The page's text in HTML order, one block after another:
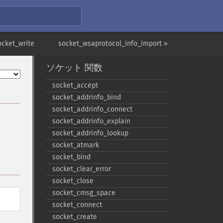
socket_wsaprotocol_info_import »
ソケット 関数
socket_​accept
socket_​addrinfo_​bind
socket_​addrinfo_​connect
socket_​addrinfo_​explain
socket_​addrinfo_​lookup
socket_​atmark
socket_​bind
socket_​clear_​error
socket_​close
socket_​cmsg_​space
socket_​connect
socket_​create